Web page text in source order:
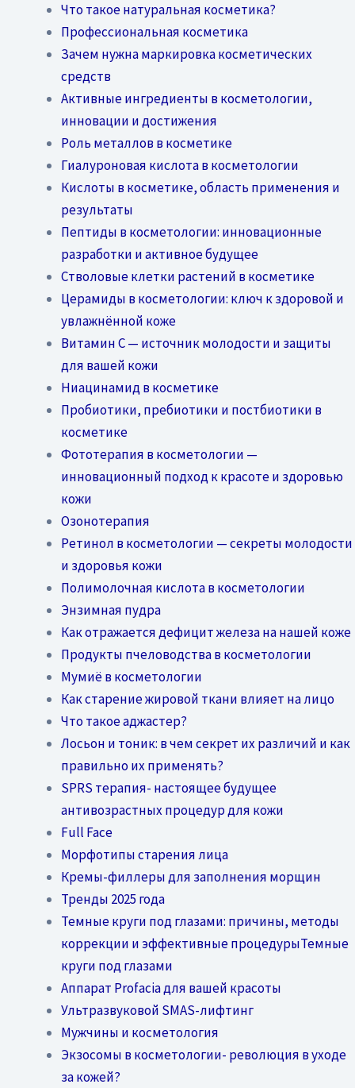
Что такое натуральная косметика?
Профессиональная косметика
Зачем нужна маркировка косметических
средств
Активные ингредиенты в косметологии,
инновации и достижения
Роль металлов в косметике
Гиалуроновая кислота в косметологии
Кислоты в косметике, область применения и
результаты
Пептиды в косметологии: инновационные
разработки и активное будущее
Стволовые клетки растений в косметике
Церамиды в косметологии: ключ к здоровой и
увлажнённой коже
Витамин C — источник молодости и защиты
для вашей кожи
Ниацинамид в косметике
Пробиотики, пребиотики и постбиотики в
косметике
Фототерапия в косметологии —
инновационный подход к красоте и здоровью
кожи
Озонотерапия
Ретинол в косметологии — секреты молодости
и здоровья кожи
Полимолочная кислота в косметологии
Энзимная пудра
Как отражается дефицит железа на нашей коже
Продукты пчеловодства в косметологии
Мумиё в косметологии
Как старение жировой ткани влияет на лицо
Что такое аджастер?
Лосьон и тоник: в чем секрет их различий и как
правильно их применять?
SPRS терапия- настоящее будущее
антивозрастных процедур для кожи
Full Face
Морфотипы старения лица
Кремы-филлеры для заполнения морщин
Тренды 2025 года
Темные круги под глазами: причины, методы
коррекции и эффективные процедурыТемные
круги под глазами
Аппарат Profacia для вашей красоты
Ультразвуковой SMAS-лифтинг
Мужчины и косметология
Экзосомы в косметологии- революция в уходе
за кожей?